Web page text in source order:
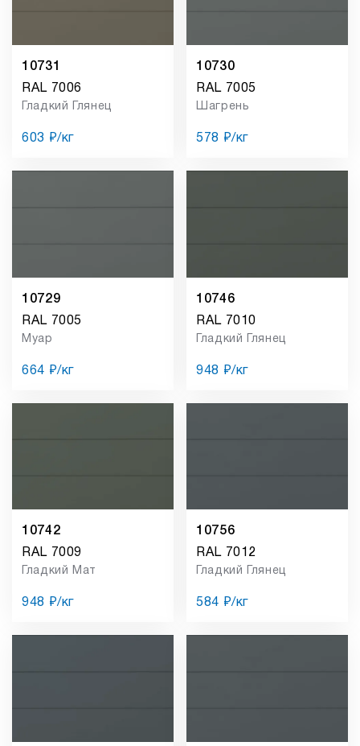
10731
RAL 7006
Гладкий Глянец
603 ₽/кг
10730
RAL 7005
Шагрень
578 ₽/кг
10729
RAL 7005
Муар
664 ₽/кг
10746
RAL 7010
Гладкий Глянец
948 ₽/кг
10742
RAL 7009
Гладкий Мат
948 ₽/кг
10756
RAL 7012
Гладкий Глянец
584 ₽/кг